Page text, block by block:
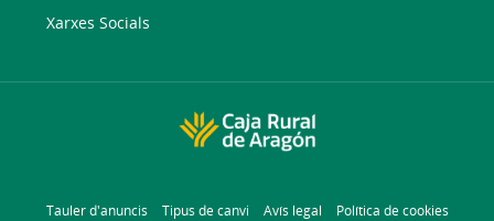
Xarxes Socials
Tauler d'anuncis Tipus de canvi Avís legal Política de cookies